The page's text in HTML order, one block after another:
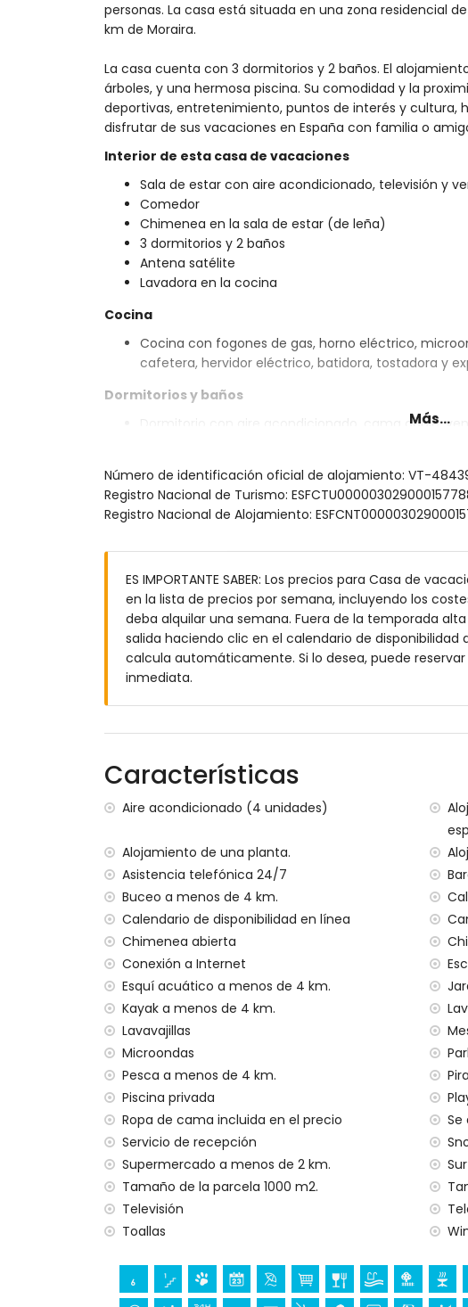
personas. La casa está situada en una zona residencial
km de Moraira.
La casa cuenta con 3 dormitorios y 2 baños. El
árboles, y una hermosa piscina. Su comodidad y la
deportivas, entretenimiento, puntos de interés y cultura,
disfrutar de sus vacaciones en España con familia o
Interior de esta casa de vacaciones
Sala de estar con aire acondicionado, televisión y
Comedor
Chimenea en la sala de estar (de leña)
3 dormitorios y 2 baños
Antena satélite
Lavadora en la cocina
Cocina
Cocina con fogones de gas, horno eléctrico,
cafetera, hervidor eléctrico, batidora, tostadora y
Dormitorios y baños
Dormitorio con aire acondicionado, cama doble,
Baño en suite con lavabo sencillo, bañera/ducha y
Baño con lavabo sencillo, ducha y WC
Piscina privada en forma de riñón de 8m x 4m y
Jardín con grava, árboles y muebles de jardín con
2 invernaderos / jardines de invierno
Barbacoa
Zona de estar al aire libre y comedor exterior
Espacio de aparcamiento privado
Ribera u orilla más cercana: Mar Mediterráneo (a
Playa más cercana: Cala Baladrar (a menos de 2
Puerto más cercano: Puerto de Moraira (a menos
Parque más cercano: Pinar del Advocat (a menos
Aeropuerto más cercano: Alicante (a menos de
Segundo aeropuerto más cercano: Valencia (> 100
No se permite fumar
Consultar si se permiten mascotas
El alojamiento es muy adecuado para familias con
Instalaciones y servicios incluidos en el precio del
Internet (WiFi)
Plancha y tabla de planchar
Ropa de cama y toallas
Servicio de recepción y servicio de emergencia 24
Ping-pong
Calefacción eléctrica y con aire acondicionado
Instalaciones y servicios con coste extra
Cama extra y camas/cunas para niños (bajo
Entretenimiento y actividades de ocio para sus
Bar (a menos de 1000 metros de la casa)
Discoteca y paseo (Paseo Senillar) (a menos de 5
Museo (Moraira), iglesia (Iglesia Nuestra Señora
(Moraira), monumento (Moraira), edificio
Más...
Número de identificación oficial de alojamiento: VT-
Registro Nacional de Turismo:
Registro Nacional de Alojamiento:
ES IMPORTANTE SABER: Los precios para Casa de
en la lista de precios por semana, incluyendo los
deba alquilar una semana. Fuera de la temporada
salida haciendo clic en el calendario de disponibilidad
calcula automáticamente. Si lo desea, puede
inmediata.
Características
Aire acondicionado (4 unidades)
Alojamiento de una planta.
Asistencia telefónica 24/7
Buceo a menos de 4 km.
Calendario de disponibilidad en línea
Chimenea abierta
Conexión a Internet
Esquí acuático a menos de 4 km.
Kayak a menos de 4 km.
Lavavajillas
Microondas
Pesca a menos de 4 km.
Piscina privada
Ropa de cama incluida en el precio
Servicio de recepción
Supermercado a menos de 2 km.
Tamaño de la parcela 1000 m2.
Televisión
Toallas